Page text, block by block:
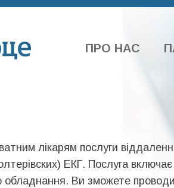
ПРО НАС
лікарям послуги
ЕКГ. Послуга включає
обладнання. Ви зможете